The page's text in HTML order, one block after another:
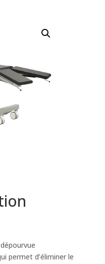
permet d’éliminer le